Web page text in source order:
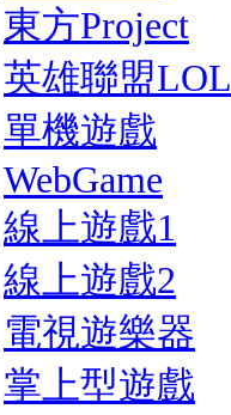
東方Project
英雄聯盟LOL
單機遊戲
WebGame
線上遊戲1
線上遊戲2
電視遊樂器
掌上型遊戲